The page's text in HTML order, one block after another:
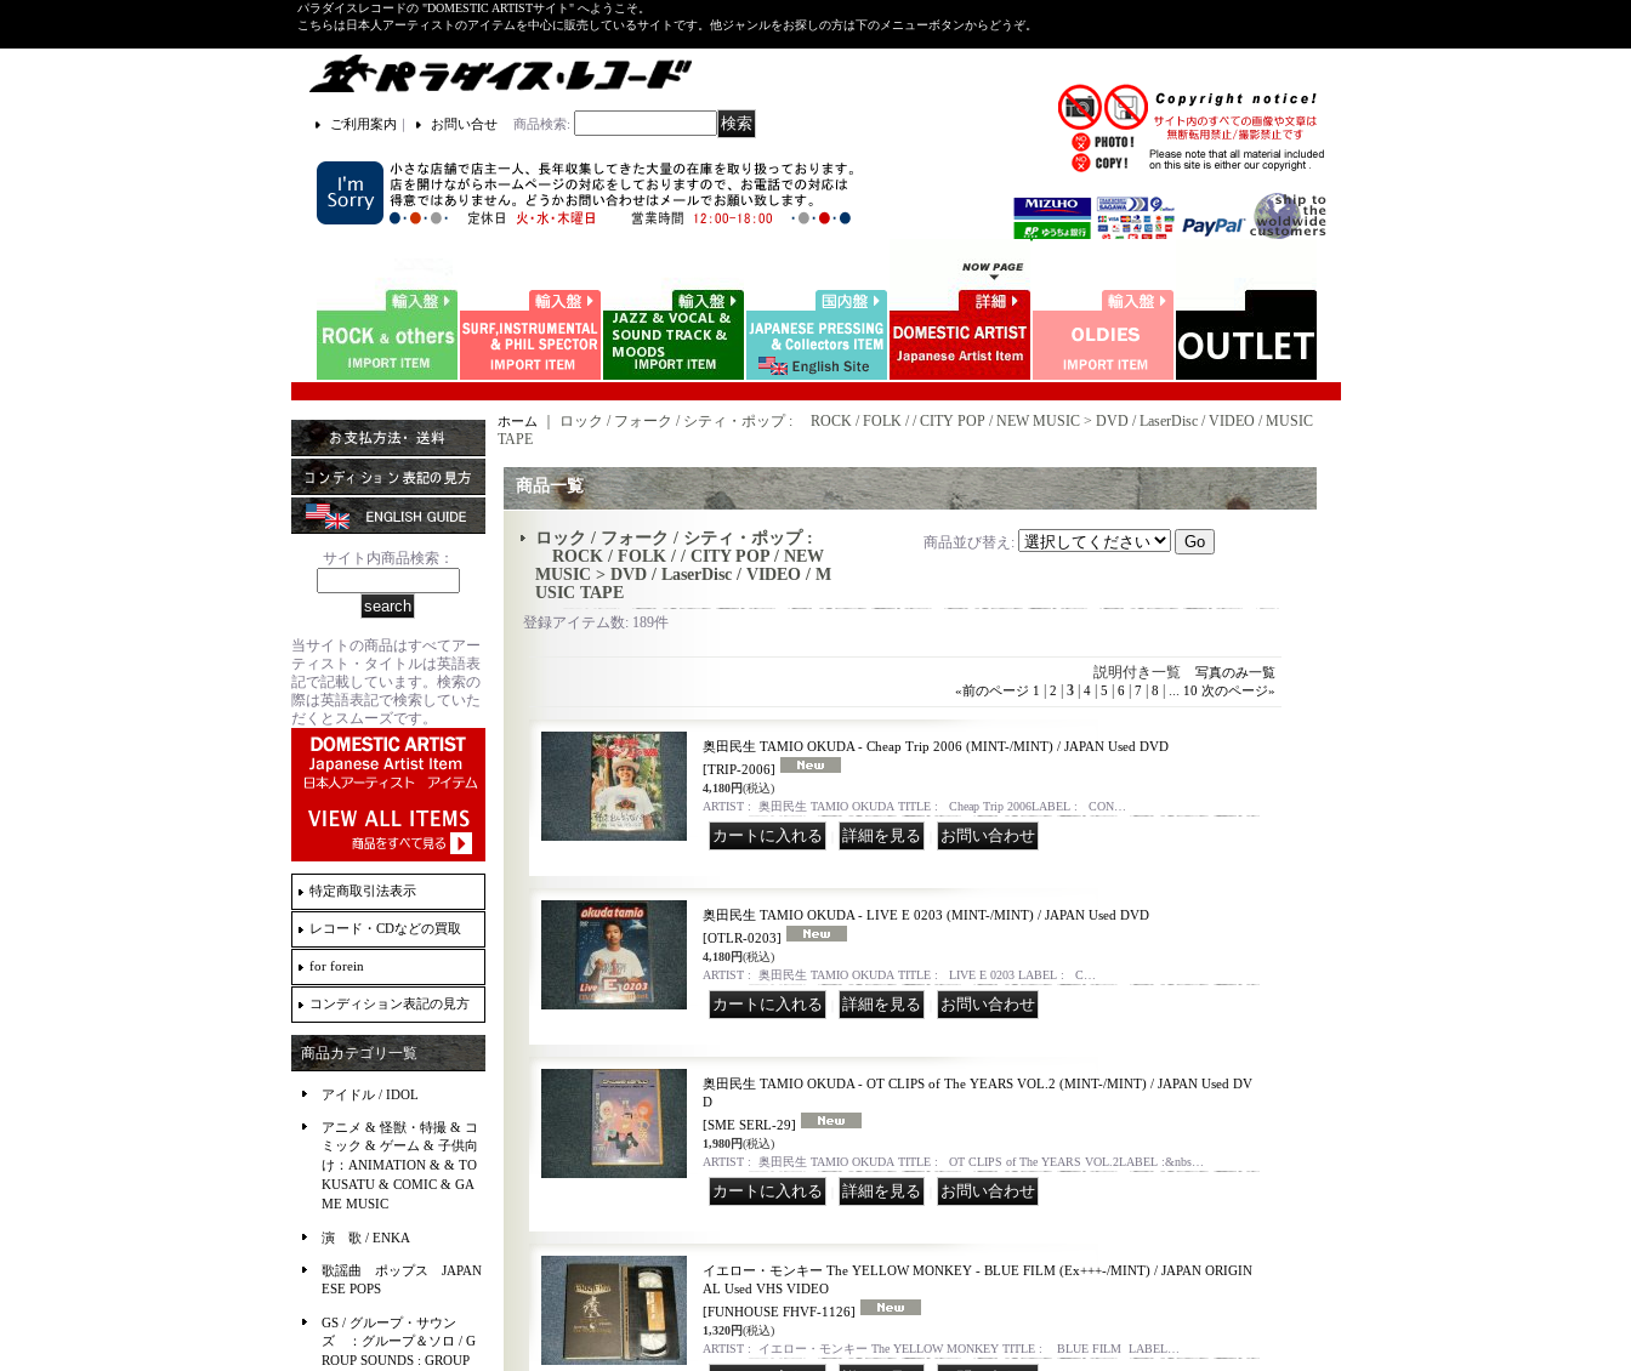
パラダイスレコードの "DOMESTIC ARTISTサイト" へようこそ。
こちらは日本人アーティストのアイテムを中心に販売しているサイトです。他ジャンルをお探しの方は下のメニューボタンからどうぞ。
ご利用案内 ｜ お問い合せ 商品検索:
サイト内商品検索：
当サイトの商品はすべてアー
ティスト・タイトルは英語表
記で記載しています。検索の
際は英語表記で検索していた
だくとスムーズです。
特定商取引法表示
レコード・CDなどの買取
for forein
コンディション表記の見方
商品カテゴリ一覧
アイドル / IDOL
アニメ & 怪獣・特撮 & コ
ミック & ゲーム & 子供向
け：ANIMATION & & TO
KUSATU & COMIC & GA
ME MUSIC
演 歌 / ENKA
歌謡曲 ポップス JAPAN
ESE POPS
GS / グループ・サウン
ズ ：グループ＆ソロ / G
ROUP SOUNDS : GROUP
ホーム
ロック / フォーク / シティ・ポップ : ROCK / FOLK / / CITY POP / NEW MUSIC > DVD / LaserDisc / VIDEO / MUSIC
TAPE
商品一覧
ロック / フォーク / シティ・ポップ :
ROCK / FOLK / / CITY POP / NEW
MUSIC > DVD / LaserDisc / VIDEO / M
USIC TAPE
商品並び替え :
登録アイテム数:189件
説明付き一覧
写真のみ一覧
«前のページ 1 2 3| 4| 5 6| 7| 8 ... 10 次のページ»
奥田民生 TAMIO OKUDA - Cheap Trip 2006 (MINT-/MINT) / JAPAN Used DVD
[TRIP-2006]
4,180円(税込)
ARTIST : 奥田民生 TAMIO OKUDA TITLE : Cheap Trip 2006LABEL : CON…
奥田民生 TAMIO OKUDA - LIVE E 0203 (MINT-/MINT) / JAPAN Used DVD
[OTLR-0203]
4,180円(税込)
ARTIST : 奥田民生 TAMIO OKUDA TITLE : LIVE E 0203 LABEL : C…
奥田民生 TAMIO OKUDA - OT CLIPS of The YEARS VOL.2 (MINT-/MINT) / JAPAN Used DV
D
[SME SERL-29]
1,980円(税込)
ARTIST : 奥田民生 TAMIO OKUDA TITLE : OT CLIPS of The YEARS VOL.2LABEL :&nbs…
イエロー・モンキー The YELLOW MONKEY - BLUE FILM (Ex+++-/MINT) / JAPAN ORIGIN
AL Used VHS VIDEO
[FUNHOUSE FHVF-1126]
1,320円(税込)
ARTIST : イエロー・モンキー The YELLOW MONKEY TITLE : BLUE FILM LABEL…